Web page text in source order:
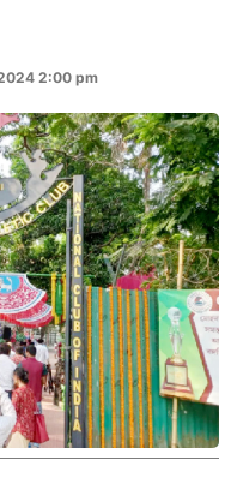
2:00 pm